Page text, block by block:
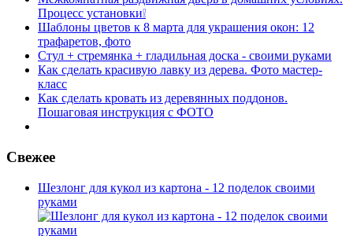
Процесс установки❕
Шаблоны цветов к 8 марта для украшения окон: 12
трафаретов, фото
Стул + стремянка + гладильная доска - своими руками
Как сделать красивую лавку из дерева. Фото мастер-
класс
Как сделать кровать из деревянных поддонов.
Пошаговая инструкция с ФОТО
Свежее
Шезлонг для кукол из картона - 12 поделок своими
руками